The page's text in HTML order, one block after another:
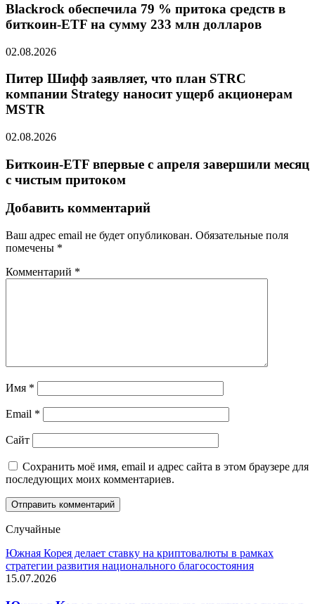
Blackrock обеспечила 79 % притока средств в
биткоин-ETF на сумму 233 млн долларов
02.08.2026
Питер Шифф заявляет, что план STRC
компании Strategy наносит ущерб акционерам
MSTR
02.08.2026
Биткоин-ETF впервые с апреля завершили месяц
с чистым притоком
Добавить комментарий
Ваш адрес email не будет опубликован. Обязательные поля
помечены *
Комментарий *
Имя *
Email *
Сайт
Сохранить моё имя, email и адрес сайта в этом браузере для
последующих моих комментариев.
Случайные
Южная Корея делает ставку на криптовалюты в рамках
стратегии развития национального благосостояния
15.07.2026